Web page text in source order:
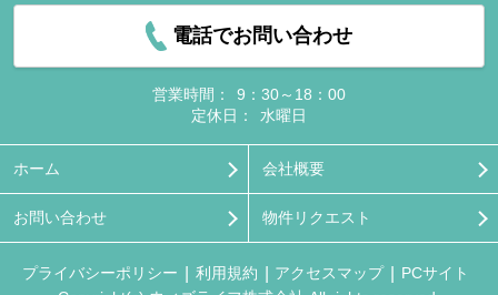
電話でお問い合わせ
営業時間：
9：30～18：00
定休日：
水曜日
ホーム 会社概要
お問い合わせ 物件リクエスト
プライバシーポリシー 利用規約 アクセスマップ
PCサイト